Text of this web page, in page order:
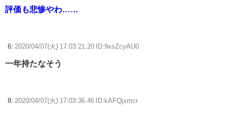
評価も悲惨やわ……
6: 2020/04/07(火) 17:03:21.20 ID:9xsZcyAU0
一年持たなそう
8: 2020/04/07(火) 17:03:36.46 ID:kAFQjxmcr